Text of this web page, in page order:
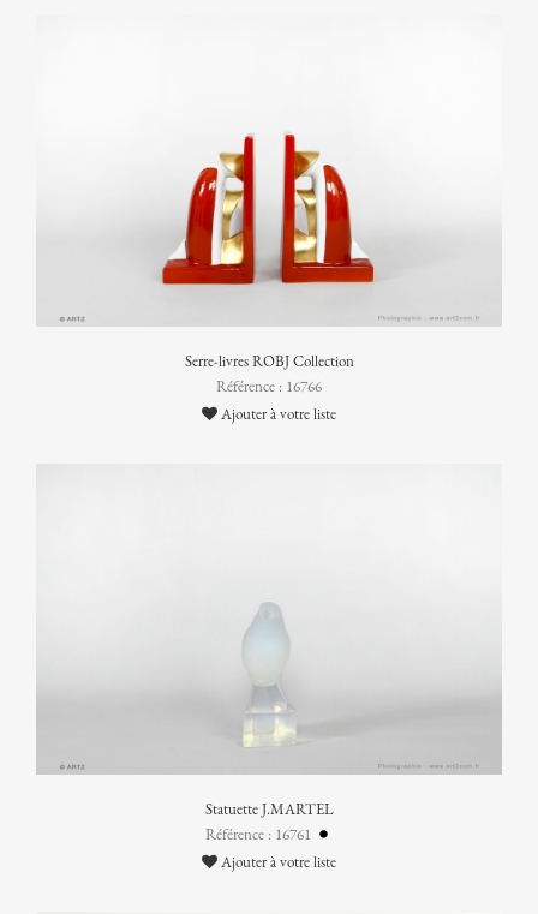
Serre-livres ROBJ Collection
Référence : 16766
Ajouter à votre liste
Statuette J.MARTEL
Référence : 16761
Ajouter à votre liste